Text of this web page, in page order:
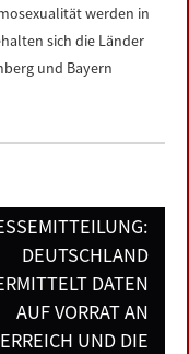
werden in
sich die Länder
und Bayern
DEUTSCHLAND
DATEN
AUF VORRAT AN
UND DIE